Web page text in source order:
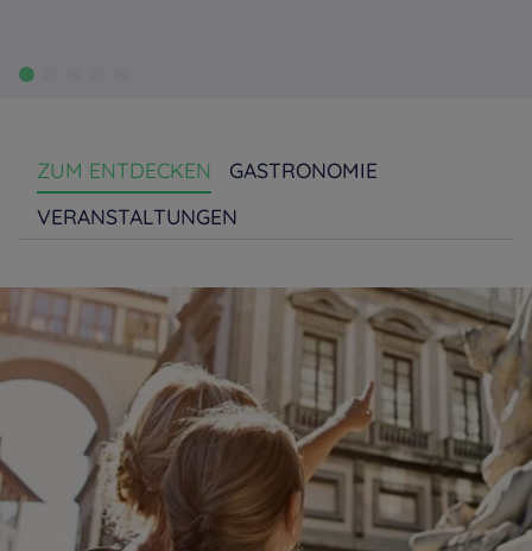
ZUM ENTDECKEN
GASTRONOMIE
VERANSTALTUNGEN